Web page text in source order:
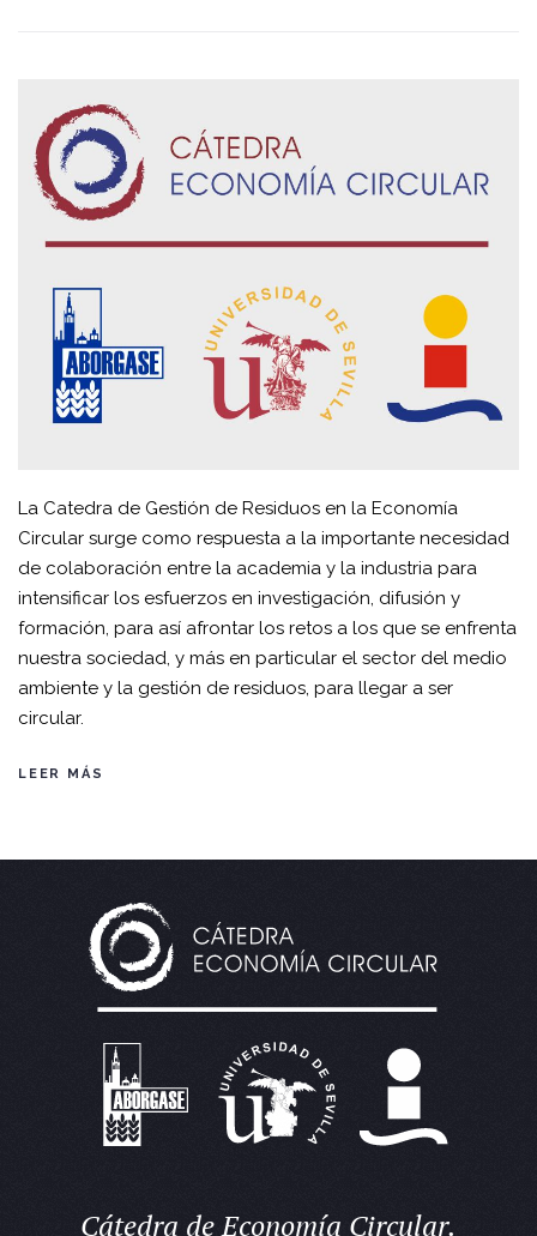
La Catedra de Gestión de Residuos en la Economía
Circular surge como respuesta a la importante necesidad
de colaboración entre la academia y la industria para
intensificar los esfuerzos en investigación, difusión y
formación, para así afrontar los retos a los que se enfrenta
nuestra sociedad, y más en particular el sector del medio
ambiente y la gestión de residuos, para llegar a ser
circular.
LEER MÁS
Cátedra de Economía Circular.